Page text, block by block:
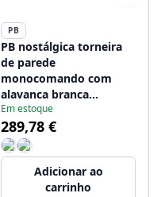
PB
PB nostálgica torneira
de parede
monocomando com
alavanca branca
cromada
Em estoque
289,78 €
Adicionar ao
carrinho